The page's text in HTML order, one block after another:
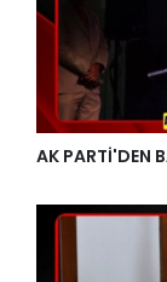
AK PARTİ'DEN